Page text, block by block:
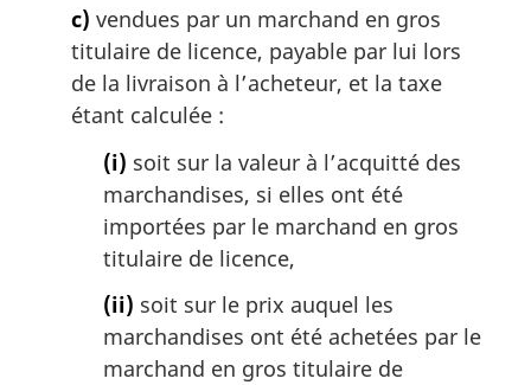
c) vendues par un marchand en gros
titulaire de licence, payable par lui lors
de la livraison à l’acheteur, et la taxe
étant calculée :
(i) soit sur la valeur à l’acquitté des
marchandises, si elles ont été
importées par le marchand en gros
titulaire de licence,
(ii) soit sur le prix auquel les
marchandises ont été achetées par le
marchand en gros titulaire de